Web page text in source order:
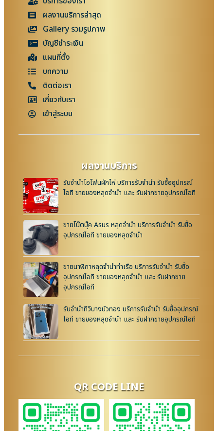
ผลงานบริการล่าสุด
Gallery รวมรูปภาพ
บัญชีชำระเงิน
แผนที่ตั้ง
บทความ
ติดต่อเรา
เกี่ยวกับเรา
เข้าสู่ระบบ
ผลงานบริการ
รับจำนำไอโฟนผักไห่ บริการรับจำนำ รับซื้ออุปกรณ์
ไอที ขายของหลุดจำนำ และ รับฝากขายอุปกรณ์ไอที
ขายโน๊ตบุ๊ค Asus หลุดจำนำ บริการรับจำนำ รับซื้อ
อุปกรณ์ไอที ขายของหลุดจำนำ
ขายนาฬิกาหลุดจำนำท่าเรือ บริการรับจำนำ รับซื้อ
อุปกรณ์ไอที ขายของหลุดจำนำ และ รับฝากขาย
อุปกรณ์ไอที
รับจำนำทีวีบางบัวทอง บริการรับจำนำ รับซื้ออุปกรณ์
ไอที ขายของหลุดจำนำ และ รับฝากขายอุปกรณ์ไอที
QR CODE LINE